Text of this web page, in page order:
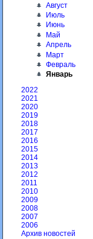
Август
Июль
Июнь
Май
Апрель
Март
Февраль
Январь
2022
2021
2020
2019
2018
2017
2016
2015
2014
2013
2012
2011
2010
2009
2008
2007
2006
Архив новостей